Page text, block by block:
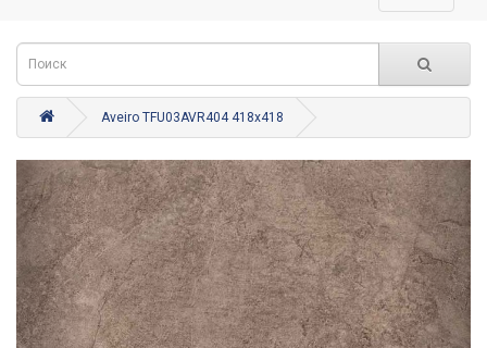
Aveiro TFU03AVR404 418x418